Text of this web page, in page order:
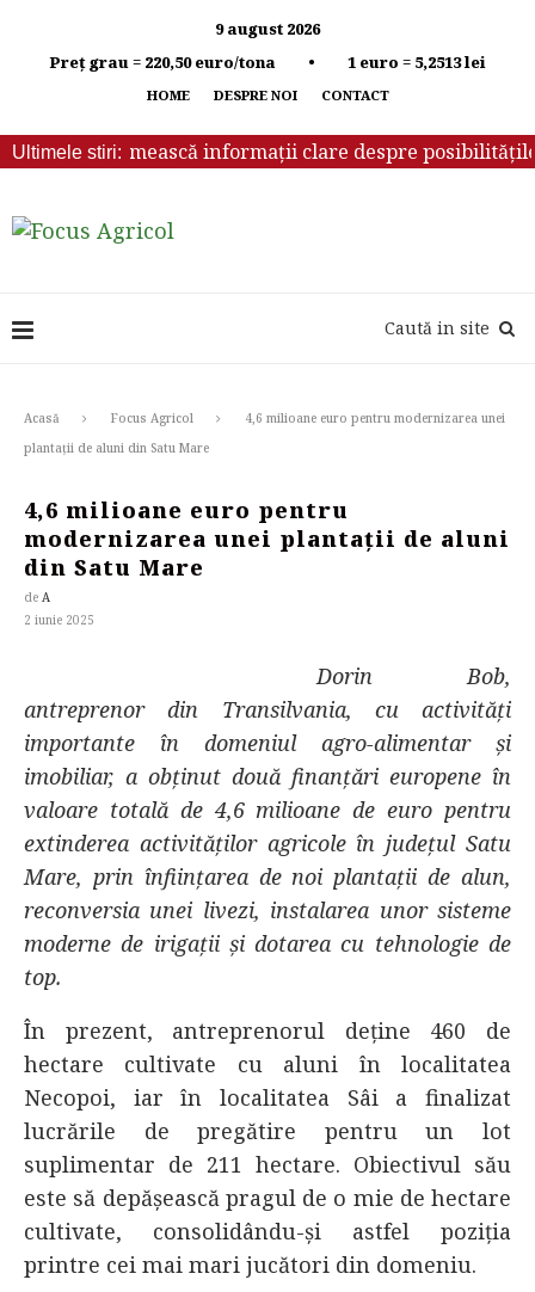
9 august 2026
Preț grau = 220,50 euro/tona • 1 euro = 5,2513 lei
HOME DESPRE NOI CONTACT
Ultimele stiri:
să primească informații clare despre posibilitățile
Caută in site
Acasă Focus Agricol
4,6 milioane euro pentru modernizarea unei
plantații de aluni din Satu Mare
4,6 milioane euro pentru
modernizarea unei plantații de aluni
din Satu Mare
de A
2 iunie 2025
Dorin Bob,
antreprenor din Transilvania, cu activități
importante în domeniul agro-alimentar și
imobiliar, a obținut două finanțări europene în
valoare totală de 4,6 milioane de euro pentru
extinderea activităților agricole în județul Satu
Mare, prin înființarea de noi plantații de alun,
reconversia unei livezi, instalarea unor sisteme
moderne de irigații și dotarea cu tehnologie de
top.
În prezent, antreprenorul deține 460 de
hectare cultivate cu aluni în localitatea
Necopoi, iar în localitatea Sâi a finalizat
lucrările de pregătire pentru un lot
suplimentar de 211 hectare. Obiectivul său
este să depășească pragul de o mie de hectare
cultivate, consolidându-și astfel poziția
printre cei mai mari jucători din domeniu.